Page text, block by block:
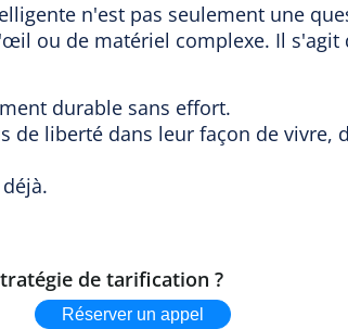
n'est pas seulement une
ou de matériel complexe. Il s'agit
durable sans effort.
de liberté dans leur façon de vivre,
de tarification ?
Réserver un appel